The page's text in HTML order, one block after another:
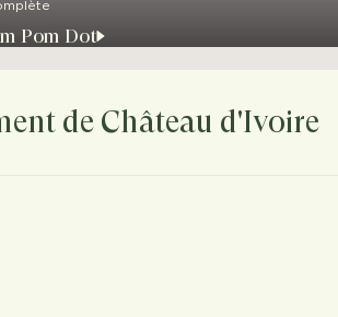
Pom Dot
de Château d'Ivoire